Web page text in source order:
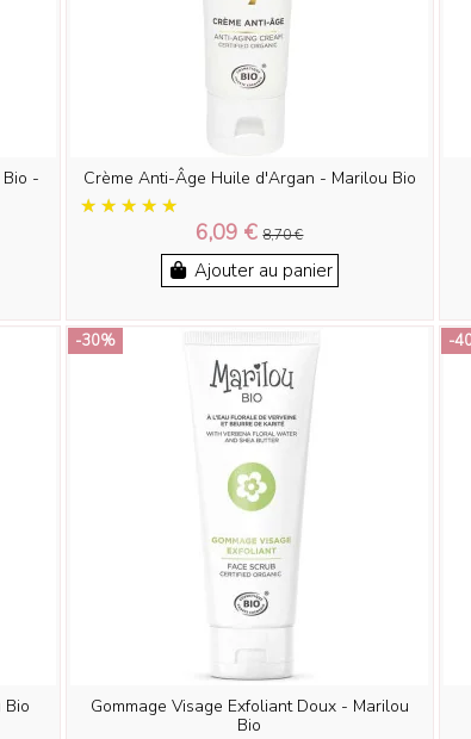
-
Crème Anti-Âge Huile d'Argan - Marilou Bio
6,09 €8,70 €
Ajouter au panier
Bio
-30%
Gommage Visage Exfoliant Doux - Marilou
Bio
-